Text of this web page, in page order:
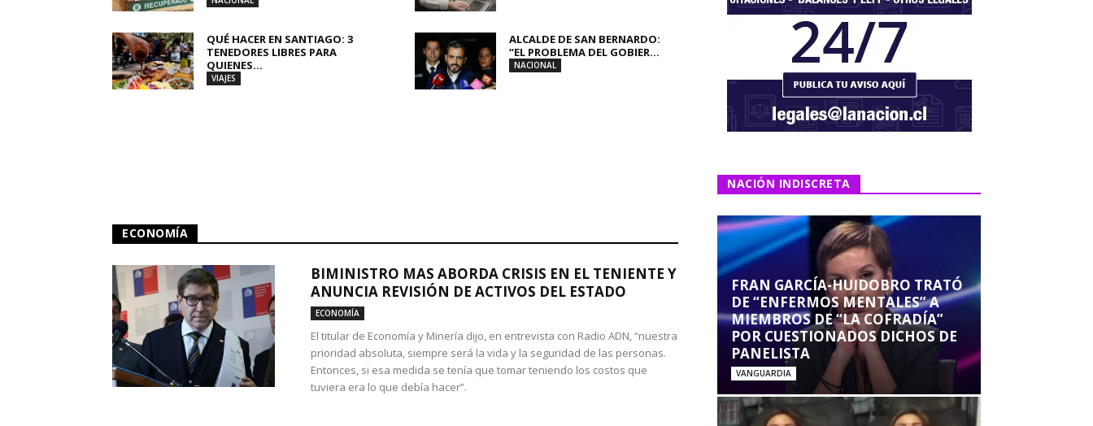
QUÉ HACER EN SANTIAGO: 3
TENEDORES LIBRES PARA
QUIENES...
VIAJES
ALCALDE DE SAN BERNARDO:
“EL PROBLEMA DEL GOBIER...
NACIONAL
ECONOMÍA
BIMINISTRO MAS ABORDA CRISIS EN EL TENIENTE Y
ANUNCIA REVISIÓN DE ACTIVOS DEL ESTADO
ECONOMÍA
El titular de Economía y Minería dijo, en entrevista con Radio ADN, “nuestra
prioridad absoluta, siempre será la vida y la seguridad de las personas.
Entonces, si esa medida se tenía que tomar teniendo los costos que
tuviera era lo que debía hacer”.
NACIÓN INDISCRETA
FRAN GARCÍA-HUIDOBRO TRATÓ
DE “ENFERMOS MENTALES” A
MIEMBROS DE “LA COFRADÍA”
POR CUESTIONADOS DICHOS DE
PANELISTA
VANGUARDIA